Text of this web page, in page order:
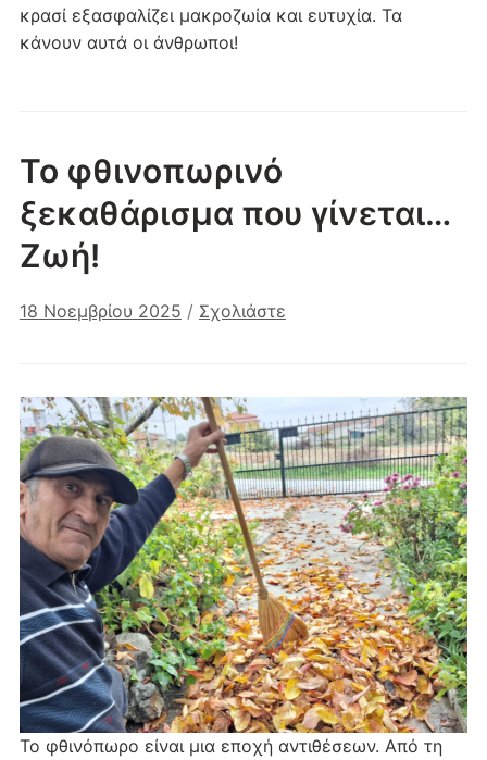
κρασί εξασφαλίζει μακροζωία και ευτυχία. Τα
κάνουν αυτά οι άνθρωποι!
Το φθινοπωρινό
ξεκαθάρισμα που γίνεται…
Ζωή!
18 Νοεμβρίου 2025 / Σχολιάστε
Το φθινόπωρο είναι μια εποχή αντιθέσεων. Από τη